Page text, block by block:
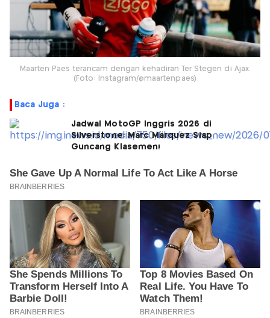
Maarten Paes terancam dengan kehadiran Ter Stegen di Ajax.
(Foto: Instagram/@maartenpaes)
Baca Juga :
Jadwal MotoGP Inggris 2026 di
Silverstone: Marc Marquez Siap
Guncang Klasemen!